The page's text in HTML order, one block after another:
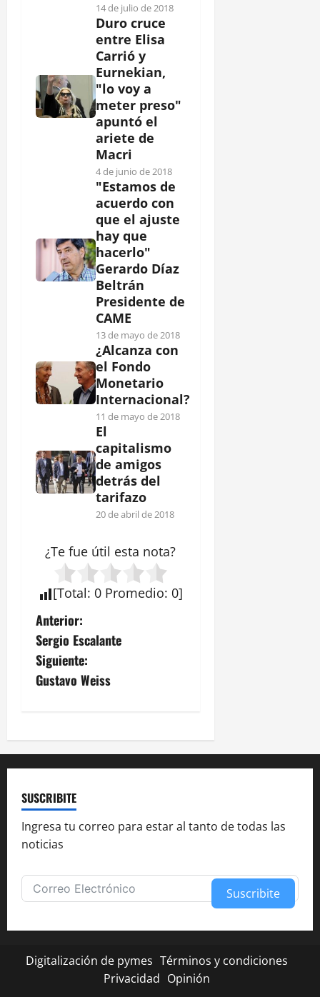
14 de julio de 2018
Duro cruce
entre Elisa
Carrió y
Eurnekian,
"lo voy a
meter preso"
apuntó el
ariete de
Macri
4 de junio de 2018
"Estamos de
acuerdo con
que el ajuste
hay que
hacerlo"
Gerardo Díaz
Beltrán
Presidente de
CAME
13 de mayo de 2018
¿Alcanza con
el Fondo
Monetario
Internacional?
11 de mayo de 2018
El
capitalismo
de amigos
detrás del
tarifazo
20 de abril de 2018
¿Te fue útil esta nota?
[Total: 0 Promedio: 0]
N
a
v
g
a
c
i
n
d
e
Anterior:
Sergio Escalante
Siguiente:
Gustavo Weiss
SUSCRIBITE
Ingresa tu correo para estar al tanto de todas las
noticias
Suscribite
Digitalización de pymes Términos y condiciones
Privacidad Opinión